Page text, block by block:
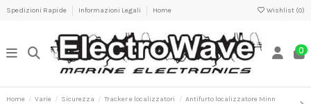
Spedizioni Rapide Informazioni Legali Home Wishlist (0)
0
Home Varie Sicurezza Tracker e localizzatori
Antifurto localizzatore Minn